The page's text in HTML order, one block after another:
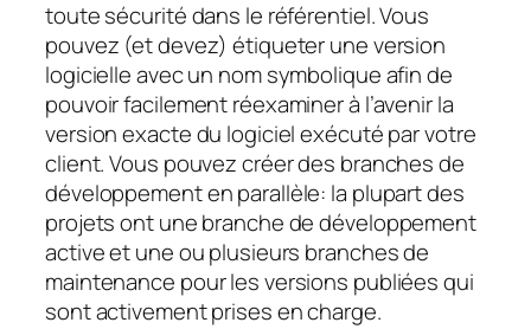
toute sécurité dans le référentiel. Vous
pouvez (et devez) étiqueter une version
logicielle avec un nom symbolique afin de
pouvoir facilement réexaminer à l’avenir la
version exacte du logiciel exécuté par votre
client. Vous pouvez créer des branches de
développement en parallèle: la plupart des
projets ont une branche de développement
active et une ou plusieurs branches de
maintenance pour les versions publiées qui
sont activement prises en charge.